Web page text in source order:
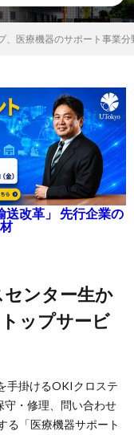
、医療機器のサポート事業
送改革」 先行企業の
ップサービ
手掛けるOKIクロステ
守・修理、問い合わせ
る「医療機器サポート